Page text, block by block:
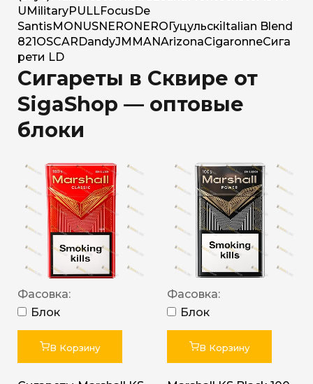
U MilitaryPULLFocus De
Santis MONUSNERO NERO Гуцульскі Italian Blend
821 OSCAR DandyJM MANArizonaCigaronneСига
рети LD
Сигареты в Сквире от
SigaShop — оптовые
блоки
Фасовка:
Блок
В Корзину
Фасовка:
Блок
В Корзину